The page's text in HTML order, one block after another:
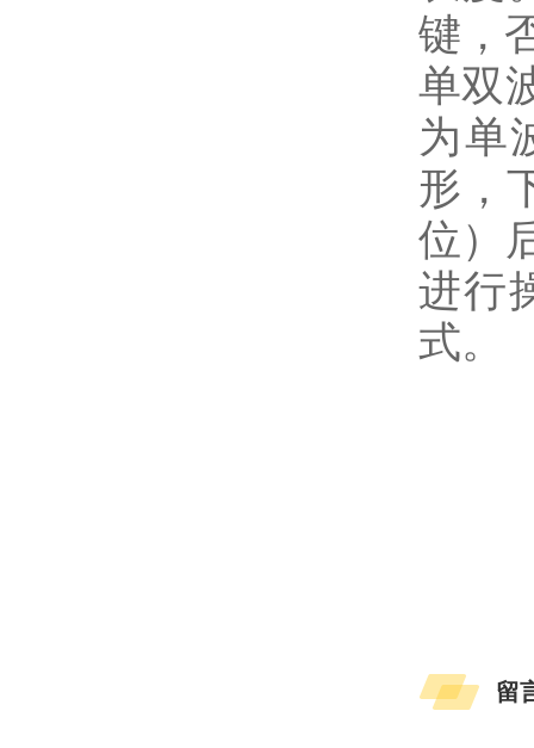
键，
单双
为单
形，
位）
进行
式。
留